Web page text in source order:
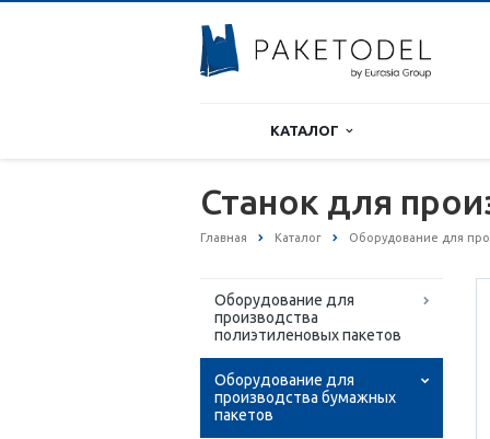
КАТАЛОГ
Станок для
Главная Каталог Оборудование для
Оборудование для
производства
полиэтиленовых пакетов
Оборудование для
производства бумажных
пакетов